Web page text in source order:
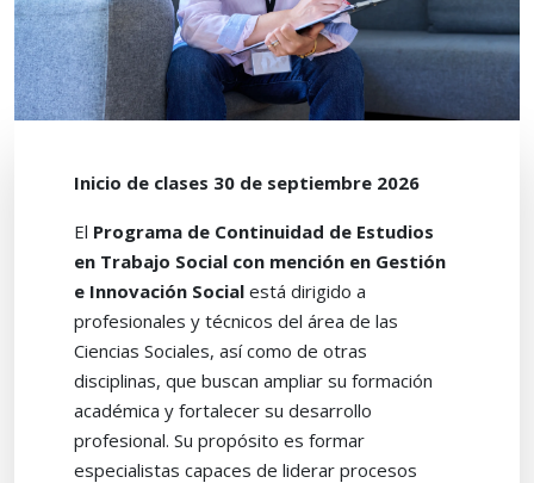
Inicio de clases 30 de septiembre 2026
El Programa de Continuidad de Estudios
en Trabajo Social con mención en Gestión
e Innovación Social está dirigido a
profesionales y técnicos del área de las
Ciencias Sociales, así como de otras
disciplinas, que buscan ampliar su formación
académica y fortalecer su desarrollo
profesional. Su propósito es formar
especialistas capaces de liderar procesos